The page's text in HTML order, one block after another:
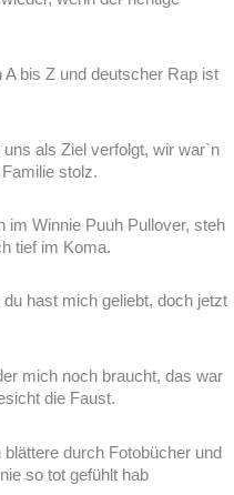
bis Z und deutscher Rap ist
als Ziel verfolgt, wir war`n
stolz.
im Winnie Puuh Pullover, steh
tief im Koma.
hast mich geliebt, doch jetzt
mich noch braucht, das war
die Faust.
durch Fotobücher und
so tot gefühlt hab